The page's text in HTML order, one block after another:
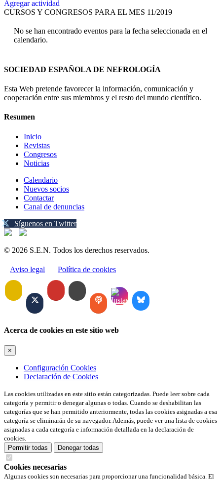
Agregar actividad
CURSOS Y CONGRESOS PARA EL MES 11/2019
No se han encontrado eventos para la fecha seleccionada en el
calendario.
SOCIEDAD ESPAÑOLA DE NEFROLOGÍA
Esta Web pretende favorecer la información, comunicación y
cooperación entre sus miembros y el resto del mundo científico.
Resumen
Inicio
Revistas
Congresos
Noticias
Calendario
Nuevos socios
Contactar
Canal de denuncias
Síguenos en Twitter
© 2026 S.E.N. Todos los derechos reservados.
Aviso legal Política de cookies
Acerca de cookies en este sitio web
×
Configuración Cookies
Declaración de Cookies
Las cookies utilizadas en este sitio están categorizadas. Puede leer sobre cada
categoría y permitir o denegar algunas o todas. Cuando se deshabilitan las
categorías que se han permitido anteriormente, todas las cookies asignadas a esa
categoría se eliminarán de su navegador. Además, puede ver una lista de cookies
asignadas a cada categoría e información detallada en la declaración de
cookies.
Permitir todas
Denegar todas
Cookies necesarias
Algunas cookies son necesarias para proporcionar una funcionalidad básica. El